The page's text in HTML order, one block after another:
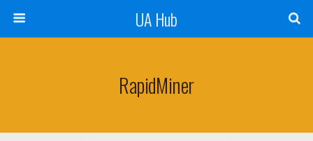
UA Hub
RapidMiner